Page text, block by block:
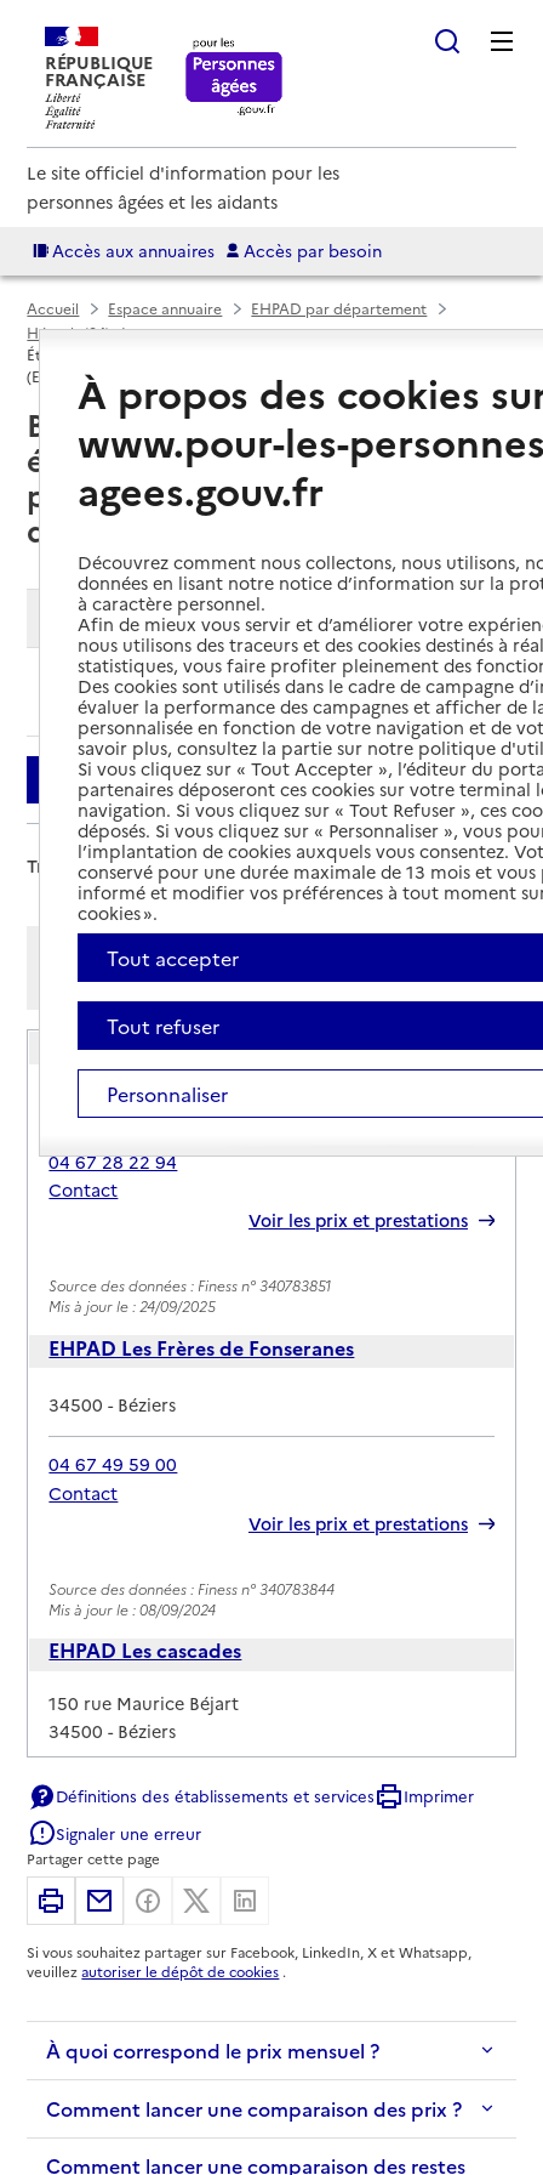
RÉPUBLIQUE
FRANÇAISE
Le site officiel d'information pour les
personnes âgées et les aidants
Accès aux annuaires Accès par besoin
Accueil Espace annuaire
EHPAD par département
Hérault (34)
Établissement d'hébergement pour personnes âgées dépendantes
(EHPAD)
Béziers (34500) : liste des 9
établissements d'hébergement
pour personnes âgées
dépendantes (EHPAD)
Modifier ma recherche
Ajouter cette recherche aux favoris
Filtrer
Trier par :
Afficher les résultats par:
Mode liste
Mode carte
EHPAD La Renaissance
Adresse
34500-Béziers
04 67 28 22 94
Contact
Voir les prix et prestations
Source des données : Finess n° 340783851
Mis à jour le : 24/09/2025
EHPAD Les Frères de Fonseranes
Adresse
34500-Béziers
04 67 49 59 00
Contact
Voir les prix et prestations
Source des données : Finess n° 340783844
Mis à jour le : 08/09/2024
EHPAD Les cascades
Adresse
150 rue Maurice Béjart
34500-Béziers
04 67 62 32 53
Contact
Site internet
Rapport HAS
Source des données : Finess n° 340017763
Mis à jour le : 08/09/2024
Adresse
2 boulevard Ernest Perréal
34500-Béziers
Définitions des établissements et services
Imprimer
Signaler une erreur
Partager cette page
ImprimerPartager par email
Partager sur Facebook
Partager sur X
Si vous souhaitez partager sur Facebook, LinkedIn, X et Whatsapp,
veuillezautoriser le dépôt de cookies .
À quoi correspond le prix mensuel ?
Comment lancer une comparaison des prix ?
Comment lancer une comparaison des restes
À propos des cookies
www.pour-les-
agees.gouv.fr
Découvrez comment nous collectons, nous utilisons,
données en lisant notre notice d’information sur la
à caractère personnel.
Afin de mieux vous servir et d’améliorer votre
nous utilisons des traceurs et des cookies destinés à
statistiques, vous faire profiter pleinement des
Des cookies sont utilisés dans le cadre de campagne
évaluer la performance des campagnes et afficher de
personnalisée en fonction de votre navigation et de
savoir plus, consultez la partie sur notre politique
Si vous cliquez sur « Tout Accepter », l’éditeur du
partenaires déposeront ces cookies sur votre terminal
navigation. Si vous cliquez sur « Tout Refuser », ces
déposés. Si vous cliquez sur « Personnaliser », vous
l’implantation de cookies auxquels vous consentez.
conservé pour une durée maximale de 13 mois et
informé et modifier vos préférences à tout moment
cookies ».
Tout accepter
Tout refuser
Personnaliser